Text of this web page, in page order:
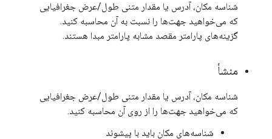
شناسه مکان، آدرس یا مقدار متنی طول/عرض جغرافیایی
که می‌خواهید جهت‌ها را نسبت به آن محاسبه کنید.
گزینه‌های پارامتر مقصد مشابه پارامتر مبدا هستند.
منشأ
شناسه مکان، آدرس یا مقدار متنی طول/عرض جغرافیایی
که می‌خواهید جهت‌ها را از روی آن محاسبه کنید.
شناسه‌های مکان باید با پیشوند